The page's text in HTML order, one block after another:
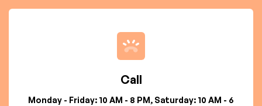
Call
Monday - Friday: 10 AM - 8 PM, Saturday: 10 AM - 6